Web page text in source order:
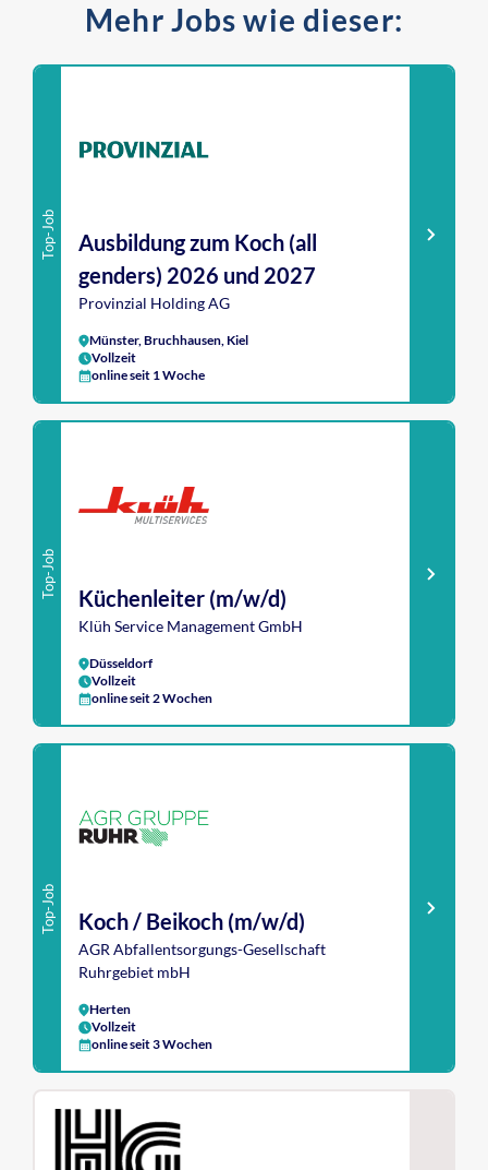
Mehr Jobs wie dieser:
Top-Job
Ausbildung zum Koch (all
genders) 2026 und 2027
Provinzial Holding AG
Münster, Bruchhausen, Kiel
Vollzeit
online seit 1 Woche
Top-Job Küchenleiter (m/w/d)
Klüh Service Management GmbH
Düsseldorf
Vollzeit
online seit 2 Wochen
Top-Job Koch / Beikoch (m/w/d)
AGR Abfallentsorgungs-Gesellschaft
Ruhrgebiet mbH
Herten
Vollzeit
online seit 3 Wochen